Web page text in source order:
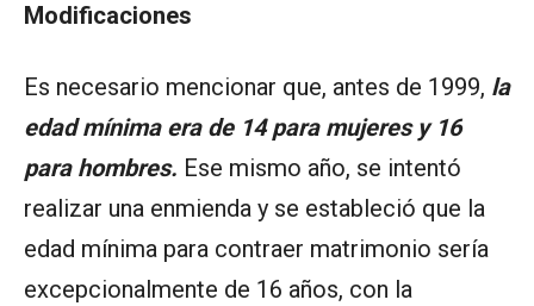
Modificaciones
Es necesario mencionar que, antes de 1999, la
edad mínima era de 14 para mujeres y 16
para hombres. Ese mismo año, se intentó
realizar una enmienda y se estableció que la
edad mínima para contraer matrimonio sería
excepcionalmente de 16 años, con la